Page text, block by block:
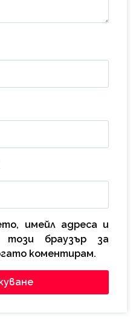
имейл адреса и
браузър за
коментирам.